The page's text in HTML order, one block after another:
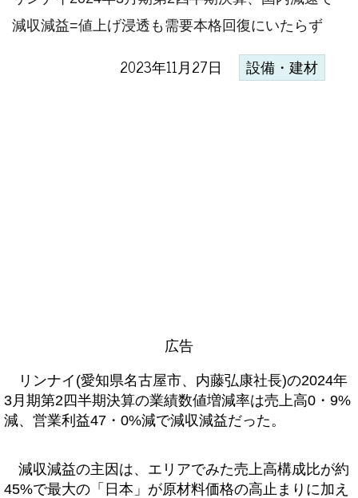
減収減益=値上げ浸透も需要本格回復にいたらず
2023年11月27日 設備・建材
広告
リンナイ(愛知県名古屋市、内藤弘康社長)の2024年
3月期第2四半期決算の業績数値増減率は売上高0・9%
減、営業利益47・0%減で減収減益だった。
減収減益の主因は、エリアでみた売上高構成比が約
45%で最大の「日本」が原材料価格の高止まりに加え